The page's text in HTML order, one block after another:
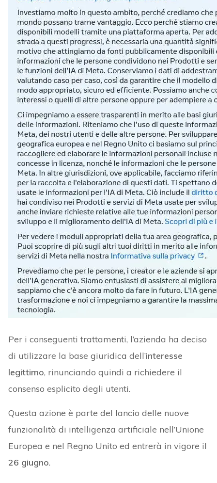
Per i conseguenti trattamenti, l’azienda ha deciso
di utilizzare la base giuridica dell’interesse
legittimo, rinunciando quindi a richiedere il
consenso esplicito degli utenti.
Questa azione è parte del lancio delle nuove
funzionalità di intelligenza artificiale nell’Unione
Europea e nel Regno Unito ed entrerà in vigore il
26 giugno.